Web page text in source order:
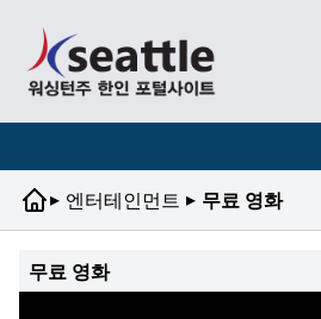
▸ 엔터테인먼트 ▸ 무료 영화
무료 영화